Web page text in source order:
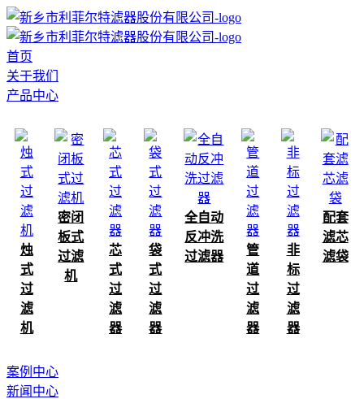
首页
关于我们
产品中心
烛
式
过
滤
机
密闭
板式
过滤
机
芯
式
过
滤
器
袋
式
过
滤
器
全自动
反冲洗
过滤器
管
道
过
滤
器
非
标
过
滤
器
配套
滤芯
滤袋
案例中心
新闻中心